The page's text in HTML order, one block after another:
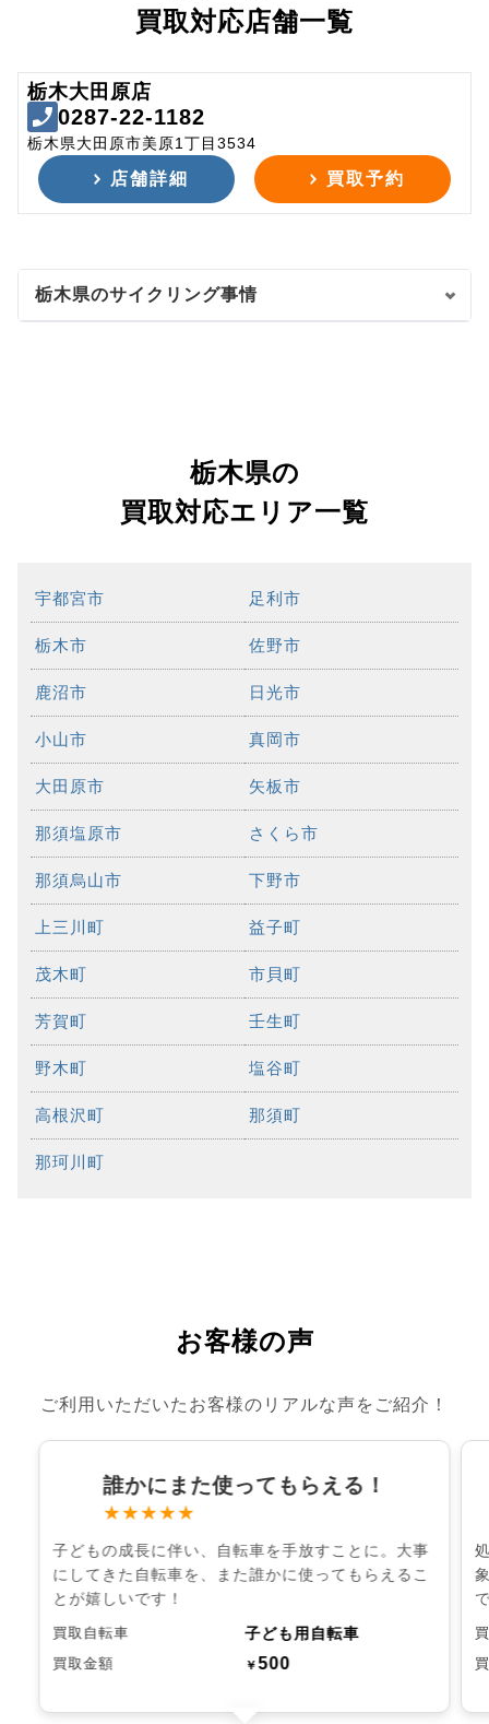
買取対応店舗一覧
栃木大田原店
0287-22-1182
栃木県大田原市美原1丁目3534
店舗詳細 買取予約
栃木県のサイクリング事情
栃木県の
買取対応エリア一覧
宇都宮市 足利市
栃木市 佐野市
鹿沼市 日光市
小山市 真岡市
大田原市 矢板市
那須塩原市 さくら市
那須烏山市 下野市
上三川町 益子町
茂木町 市貝町
芳賀町 壬生町
野木町 塩谷町
高根沢町 那須町
那珂川町
お客様の声
ご利用いただいたお客様のリアルな声をご紹介！
誰かにまた使ってもらえる！
★★★★★
子どもの成長に伴い、自転車を手放すことに。大事
にしてきた自転車を、また誰かに使ってもらえるこ
とが嬉しいです！
買取自転車 子ども用自転車
買取金額 ￥500